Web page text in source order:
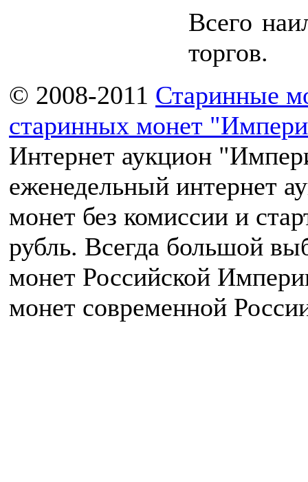
Всего
торгов.
© 2008-2011 Старинные
старинных монет
Интернет аукцион
еженедельный интернет
монет без комиссии и
рубль. Всегда большой
монет Российской
монет современной